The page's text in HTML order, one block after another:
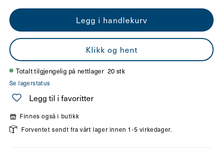
antallet
Bull
10W
GU10
grå
antallet
for
Bull
vegglampe
10W
grå
Legg i handlekurv
Klikk og hent
Totalt tilgjengelig på nettlager 20 stk
Se lagerstatus
Legg til i favoritter
Finnes også i butikk
Forventet sendt fra vårt lager innen 1-5 virkedager.